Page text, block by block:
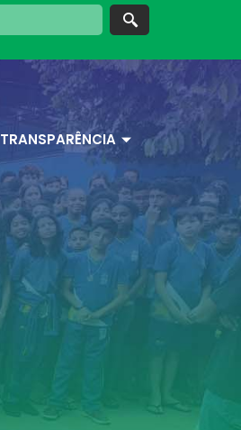
TRANSPARÊNCIA